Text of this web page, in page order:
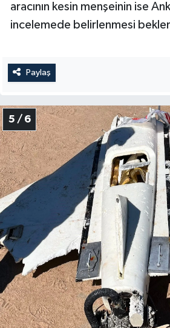
aracının kesin menşeinin ise
incelemede belirlenmesi
Paylaş
5 / 6